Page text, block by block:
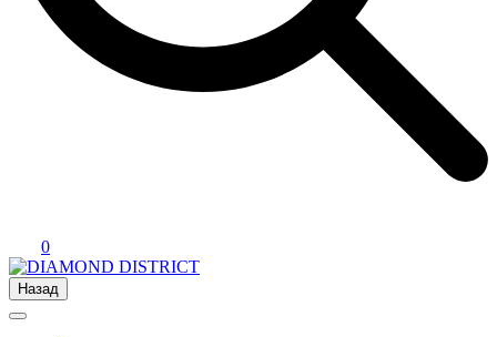
0
Назад